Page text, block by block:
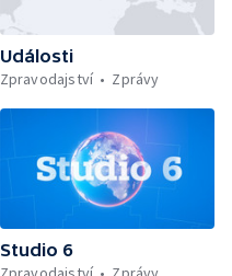
Události
Zpravodajství
Zprávy
Studio 6